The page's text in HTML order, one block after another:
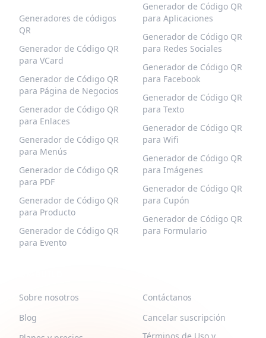
Generadores de códigos
QR
Generador de Código QR
para VCard
Generador de Código QR
para Página de Negocios
Generador de Código QR
para Enlaces
Generador de Código QR
para Menús
Generador de Código QR
para PDF
Generador de Código QR
para Producto
Generador de Código QR
para Evento
Generador de Código QR
para Aplicaciones
Generador de Código QR
para Redes Sociales
Generador de Código QR
para Facebook
Generador de Código QR
para Texto
Generador de Código QR
para Wifi
Generador de Código QR
para Imágenes
Generador de Código QR
para Cupón
Generador de Código QR
para Formulario
Sobre nosotros
Blog
Contáctanos
Cancelar suscripción